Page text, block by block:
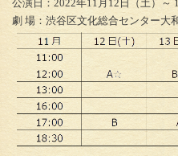
公演日：2022年11月12日（土）～
劇 場：渋谷区文化総合センター大